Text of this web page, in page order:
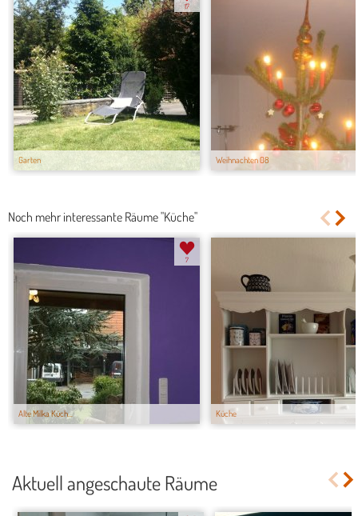
Garten
17
Weihnachten 08
Noch mehr interessante Räume "Küche"
Alte Milka Küch...
7
Küche
Aktuell angeschaute Räume